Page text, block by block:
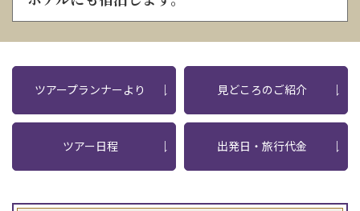
ツアープランナーより 見どころのご紹介
ツアー日程 出発日・旅行代金